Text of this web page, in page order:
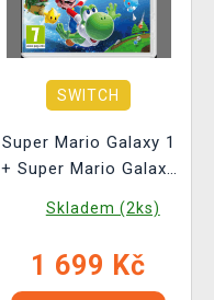
SWITCH
Super Mario Galaxy 1
+ Super Mario Galaxy
Skladem (2ks)
1 699 Kč